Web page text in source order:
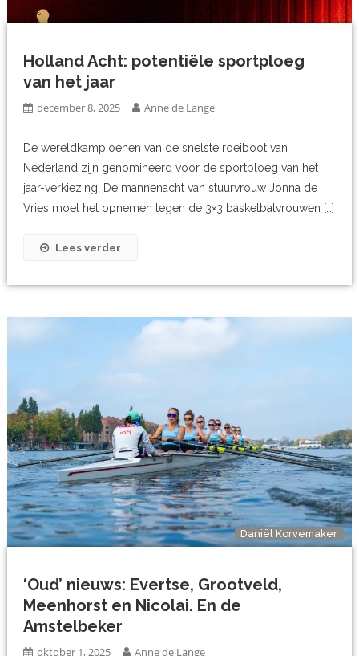
Holland Acht: potentiële sportploeg
van het jaar
december 8, 2025 Anne de Lange
De wereldkampioenen van de snelste roeiboot van
Nederland zijn genomineerd voor de sportploeg van het
jaar-verkiezing. De mannenacht van stuurvrouw Jonna de
Vries moet het opnemen tegen de 3×3 basketbalvrouwen […]
Lees verder
Daniël Korvemaker
‘Oud’ nieuws: Evertse, Grootveld,
Meenhorst en Nicolai. En de
Amstelbeker
oktober 1, 2025 Anne de Lange